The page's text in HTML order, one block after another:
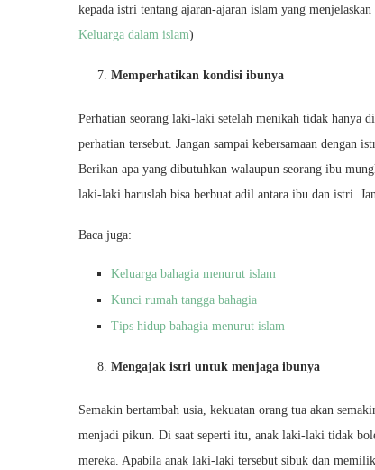
kepada istri tentang ajaran-ajaran islam yang
Keluarga dalam islam)
Memperhatikan kondisi ibunya
Perhatian seorang laki-laki setelah menikah tidak hanya
perhatian tersebut. Jangan sampai kebersamaan dengan
Berikan apa yang dibutuhkan walaupun seorang ibu
laki-laki haruslah bisa berbuat adil antara ibu dan istri.
Baca juga:
Keluarga bahagia menurut islam
Kunci rumah tangga bahagia
Tips hidup bahagia menurut islam
Mengajak istri untuk menjaga ibunya
Semakin bertambah usia, kekuatan orang tua akan
menjadi pikun. Di saat seperti itu, anak laki-laki tidak
mereka. Apabila anak laki-laki tersebut sibuk dan